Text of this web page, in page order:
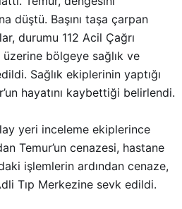
düştü. Başını taşa çarpan
durumu 112 Acil Çağrı
bölgeye sağlık ve
Sağlık ekiplerinin yaptığı
hayatını kaybettiği belirlendi.
yeri inceleme ekiplerince
Temur’un cenazesi, hastane
işlemlerin ardından cenaze,
Tıp Merkezine sevk edildi.